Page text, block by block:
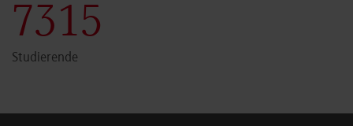
7340
Studierende